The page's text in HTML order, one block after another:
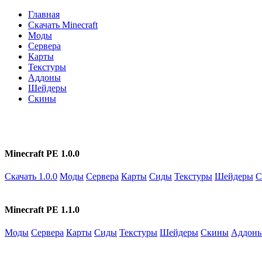
Главная
Скачать Minecraft
Моды
Сервера
Карты
Текстуры
Аддоны
Шейдеры
Скины
Minecraft PE 1.0.0
Скачать 1.0.0 Моды Сервера Карты Сиды Текстуры Шейдеры
Minecraft PE 1.1.0
Моды Сервера Карты Сиды Текстуры Шейдеры Скины